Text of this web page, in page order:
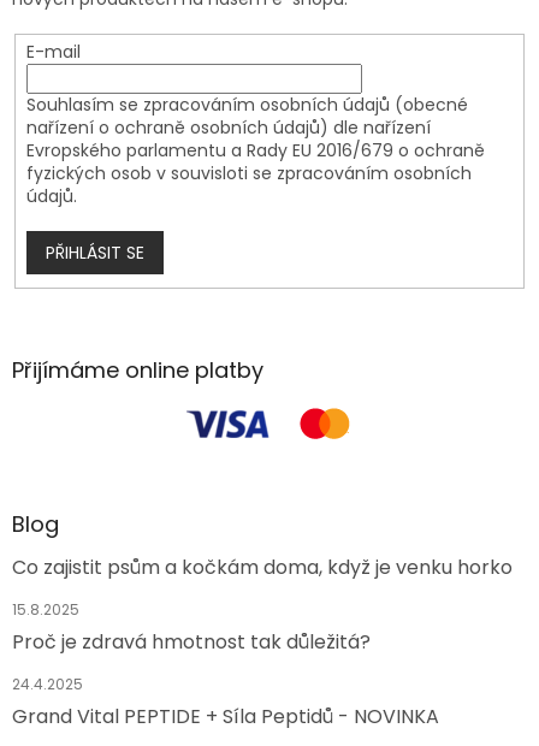
E-mail
Souhlasím se zpracováním osobních údajů (obecné
nařízení o ochraně osobních údajů) dle nařízení
Evropského parlamentu a Rady EU 2016/679 o ochraně
fyzických osob v souvisloti se zpracováním osobních
údajů.
PŘIHLÁSIT SE
Přijímáme online platby
Blog
Co zajistit psům a kočkám doma, když je venku horko
15.8.2025
Proč je zdravá hmotnost tak důležitá?
24.4.2025
Grand Vital PEPTIDE + Síla Peptidů - NOVINKA